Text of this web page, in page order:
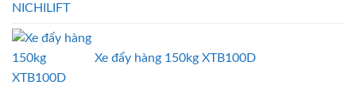
Xe đẩy hàng 150kg XTB100D